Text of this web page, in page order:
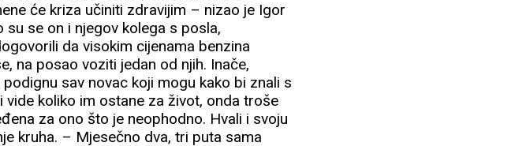
će kriza učiniti zdravijim – nizao je Igor
se on i njegov kolega s posla,
da visokim cijenama benzina
na posao voziti jedan od njih. Inače,
sav novac koji mogu kako bi znali s
koliko im ostane za život, onda troše
za ono što je neophodno. Hvali i svoju
kruha. – Mjesečno dva, tri puta sama